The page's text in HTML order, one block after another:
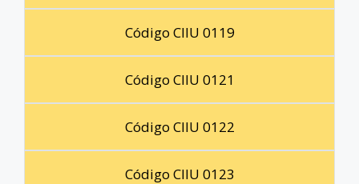
Código CIIU 0119
Código CIIU 0121
Código CIIU 0122
Código CIIU 0123